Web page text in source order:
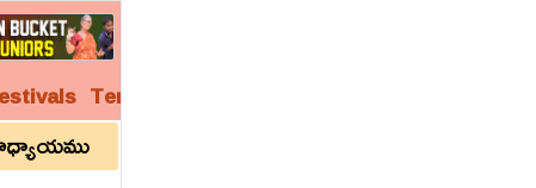
Temples
ఏకవింశాధ్యాయము